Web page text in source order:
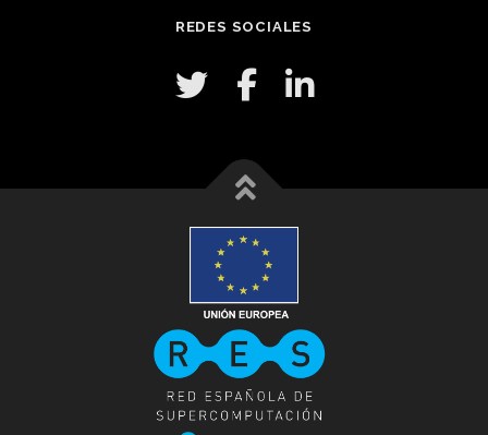
REDES SOCIALES